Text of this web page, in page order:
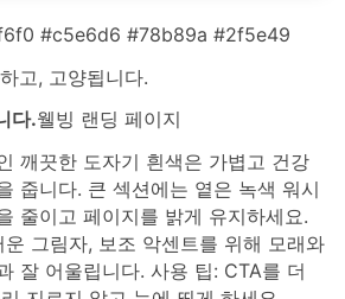
#c5e6d6 #78b89a #2f5e49
고, 고양됩니다.
다.웰빙 랜딩 페이지
깨끗한 도자기 흰색은 가볍고 건강
줍니다. 큰 섹션에는 옅은 녹색 워시
줄이고 페이지를 밝게 유지하세요.
그림자, 보조 악센트를 위해 모래와
잘 어울립니다. 사용 팁: CTA를 더